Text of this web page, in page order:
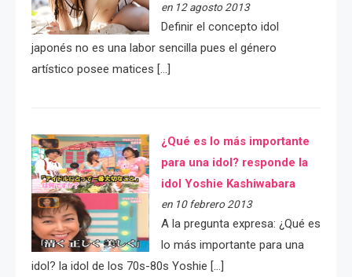
en 12 agosto 2013
Definir el concepto idol
japonés no es una labor sencilla pues el género
artístico posee matices […]
¿Qué es lo más importante
para una idol? responde la
idol Yoshie Kashiwabara
en 10 febrero 2013
A la pregunta expresa: ¿Qué es
lo más importante para una
idol? la idol de los 70s-80s Yoshie […]